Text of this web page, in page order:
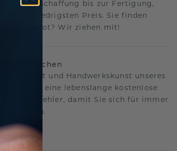
der Beschaffung bis zur Fertigung,
den niedrigsten Preis. Sie finden
Angebot? Wir ziehen mit!
Versprechen
Qualität und Handwerkskunst unseres
bieten wir eine lebenslange kostenlose
damit Sie sich für immer
müssen.